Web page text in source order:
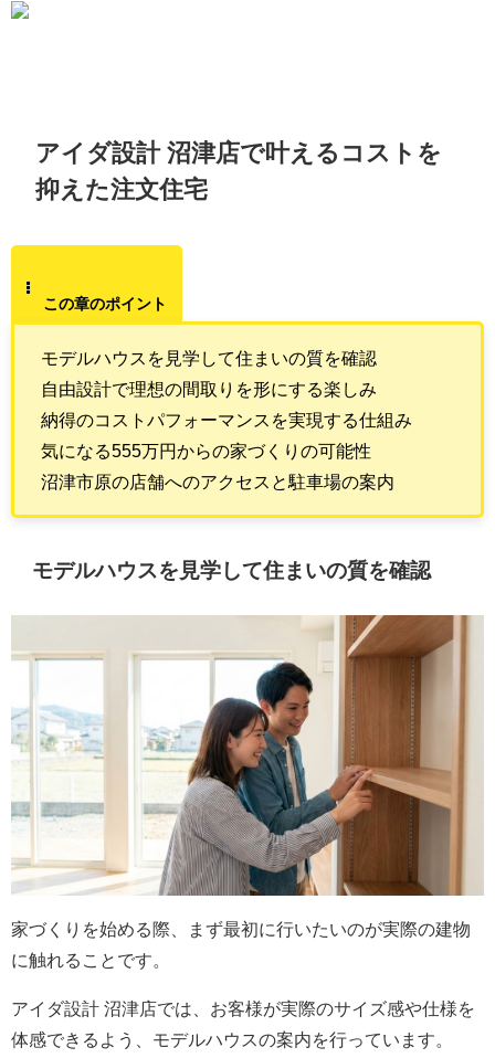
アイダ設計 沼津店で叶えるコストを
抑えた注文住宅
この章のポイント
モデルハウスを見学して住まいの質を確認
自由設計で理想の間取りを形にする楽しみ
納得のコストパフォーマンスを実現する仕組み
気になる555万円からの家づくりの可能性
沼津市原の店舗へのアクセスと駐車場の案内
モデルハウスを見学して住まいの質を確認
家づくりを始める際、まず最初に行いたいのが実際の建物
に触れることです。
アイダ設計 沼津店では、お客様が実際のサイズ感や仕様を
体感できるよう、モデルハウスの案内を行っています。